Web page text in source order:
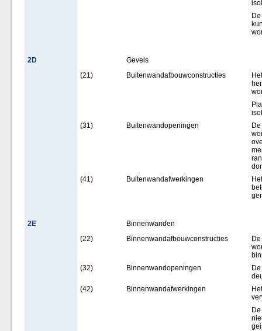
2D
Gevels
(21)
Buitenwandafbouwconstructies
(31)
Buitenwandopeningen
(41)
Buitenwandafwerkingen
2E
Binnenwanden
(22)
Binnenwandafbouwconstructies
(32)
Binnenwandopeningen
(42)
Binnenwandafwerkingen